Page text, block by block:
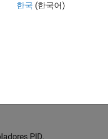
systems with PID controllers
PID.
한국 (한국어)